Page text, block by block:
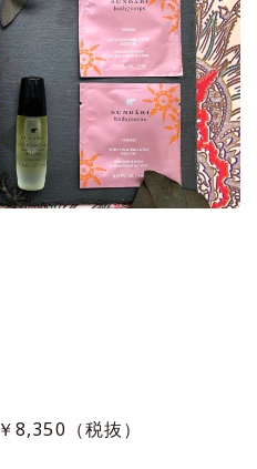
￥8,350（税抜）